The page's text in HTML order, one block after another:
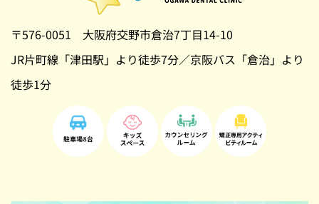
〒576-0051 大阪府交野市倉治7丁目14-10
JR片町線「津田駅」より徒歩7分／京阪バス「倉治」より
徒歩1分